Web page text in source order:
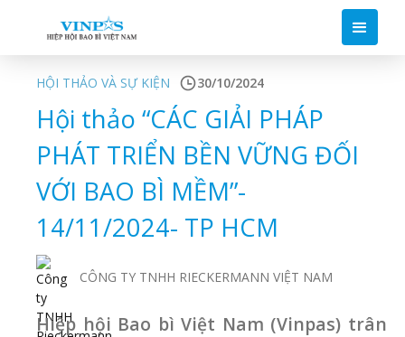
HỘI THẢO VÀ SỰ KIỆN 30/10/2024
Hội thảo “CÁC GIẢI PHÁP
PHÁT TRIỂN BỀN VỮNG ĐỐI
VỚI BAO BÌ MỀM”-
14/11/2024- TP HCM
CÔNG TY TNHH RIECKERMANN VIỆT NAM
Hiệp hội Bao bì Việt Nam (Vinpas) trân